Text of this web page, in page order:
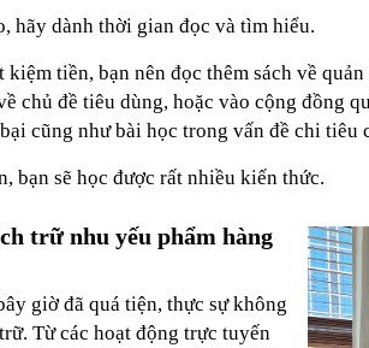
hãy dành thời gian đọc và tìm hiểu.
kiệm tiền, bạn nên đọc thêm sách về
chủ đề tiêu dùng, hoặc vào cộng đồng
cũng như bài học trong vấn đề chi tiêu
bạn sẽ học được rất nhiều kiến thức.
trữ nhu yếu phẩm hàng
giờ đã quá tiện, thực sự không
Từ các hoạt động trực tuyến